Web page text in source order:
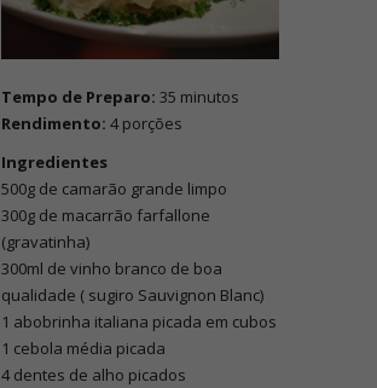
Tempo de Preparo: 35 minutos
Rendimento: 4 porções
Ingredientes
500g de camarão grande limpo
300g de macarrão farfallone
(gravatinha)
300ml de vinho branco de boa
qualidade ( sugiro Sauvignon Blanc)
1 abobrinha italiana picada em cubos
1 cebola média picada
4 dentes de alho picados